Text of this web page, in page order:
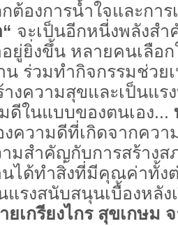
การน้ำใจและการเ
จะเป็นอีกหนี่งพลังส
ยู่ยิ่งขึ้น หลายคนเลือก
ร่วมทำกิจกรรมช่วย
างความสุขและเป็นแร
ในแบบของตนเอง...
ความดีที่เกิดจากควา
มสำคัญกับการสร้างส
ได้ทำสิ่งที่มีคุณค่าทั้ง
แรงสนับสนุนเบื้องหลัง
ยเกรียงไกร สุขเกษม